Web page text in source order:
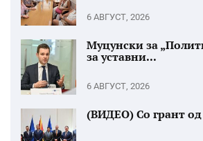
6 АВГУСТ, 2026
Муцунски за
за уставни...
6 АВГУСТ, 2026
(ВИДЕО) Со грант